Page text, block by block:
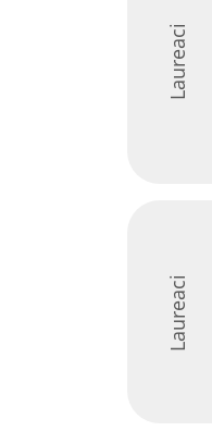
Laureaci
Laureaci